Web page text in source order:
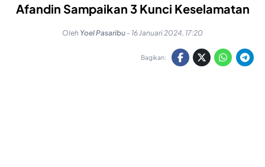
Afandin Sampaikan 3 Kunci Keselamatan
Oleh Yoel Pasaribu - 16 Januari 2024, 17:20
Bagikan: